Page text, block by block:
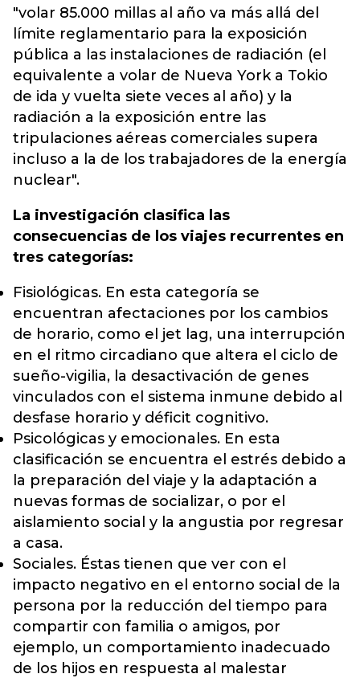
"volar 85.000 millas al año va más allá del
límite reglamentario para la exposición
pública a las instalaciones de radiación (el
equivalente a volar de Nueva York a Tokio
de ida y vuelta siete veces al año) y la
radiación a la exposición entre las
tripulaciones aéreas comerciales supera
incluso a la de los trabajadores de la energía
nuclear".
La investigación clasifica las
consecuencias de los viajes recurrentes en
tres categorías:
Fisiológicas. En esta categoría se
encuentran afectaciones por los cambios
de horario, como el jet lag, una interrupción
en el ritmo circadiano que altera el ciclo de
sueño-vigilia, la desactivación de genes
vinculados con el sistema inmune debido al
desfase horario y déficit cognitivo.
Psicológicas y emocionales. En esta
clasificación se encuentra el estrés debido a
la preparación del viaje y la adaptación a
nuevas formas de socializar, o por el
aislamiento social y la angustia por regresar
a casa.
Sociales. Éstas tienen que ver con el
impacto negativo en el entorno social de la
persona por la reducción del tiempo para
compartir con familia o amigos, por
ejemplo, un comportamiento inadecuado
de los hijos en respuesta al malestar